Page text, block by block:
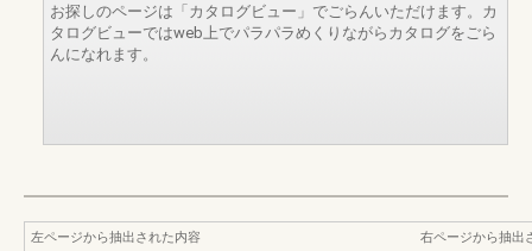
お探しのページは「カタログビュー」でごらんいただけます。カ
タログビューではweb上でパラパラめくりながらカタログをごら
んになれます。
左ページから抽出された内容
右ページから抽出